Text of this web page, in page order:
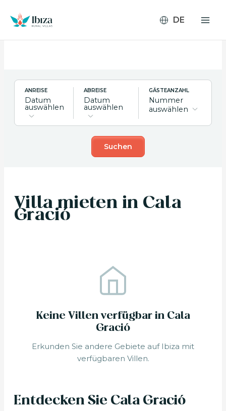
Inhalt
springen
ANREISE
Datum
auswählen
ABREISE
Datum
auswählen
GÄSTEANZAHL
Nummer
auswählen
Suchen
Villa mieten in Cala
Gració
Keine Villen verfügbar in Cala
Gració
Erkunden Sie andere Gebiete auf Ibiza mit
verfügbaren Villen.
Entdecken Sie Cala Gració